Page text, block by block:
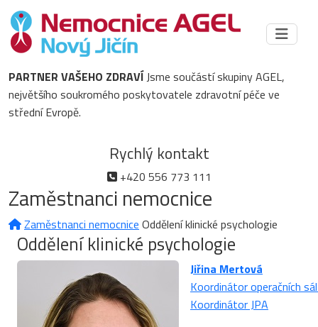
PARTNER VAŠEHO ZDRAVÍJsme součástí skupiny AGEL,
největšího soukromého poskytovatele zdravotní péče ve
střední Evropě.
Rychlý kontakt
+420 556 773 111
Zaměstnanci nemocnice
Zaměstnanci nemocnice Oddělení klinické psychologie
Oddělení klinické psychologie
Jiřina Mertová
Koordinátor operačních
Koordinátor JPA